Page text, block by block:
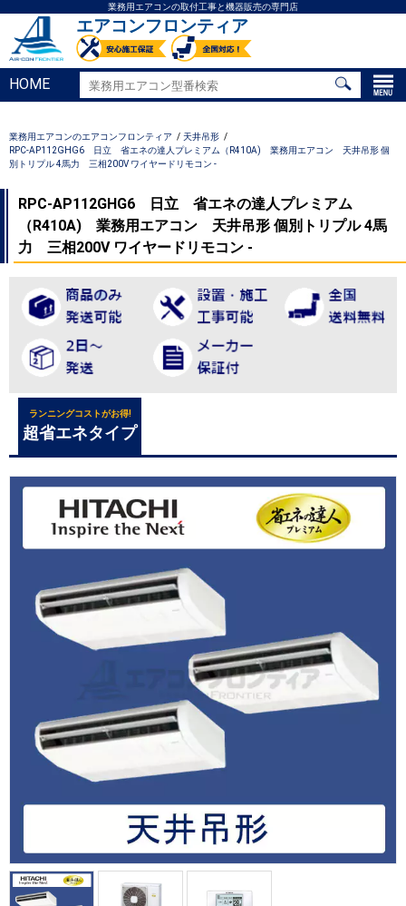
業務用エアコンの取付工事と機器販売の専門店
エアコンフロンティア
HOME
業務用エアコンのエアコンフロンティア
天井吊形
RPC-AP112GHG6 日立 省エネの達人プレミアム（R410A) 業務用エアコン 天井吊形 個
別トリプル 4馬力 三相200V ワイヤードリモコン -
RPC-AP112GHG6 日立 省エネの達人プレミアム
（R410A) 業務用エアコン 天井吊形 個別トリプル 4馬
力 三相200V ワイヤードリモコン -
ランニングコストがお得!
超省エネタイプ